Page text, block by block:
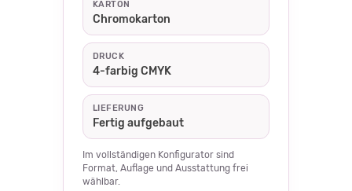
KARTON
Chromokarton
DRUCK
4-farbig CMYK
LIEFERUNG
Fertig aufgebaut
Im vollständigen Konfigurator sind
Format, Auflage und Ausstattung frei
wählbar.